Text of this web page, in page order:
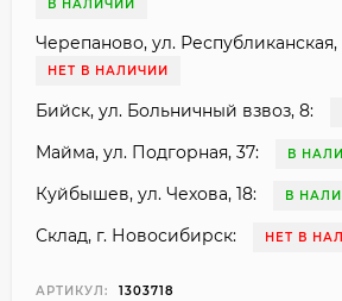
В НАЛИЧИИ
Черепаново, ул. Республиканская,
НЕТ В НАЛИЧИИ
Бийск, ул. Больничный взвоз, 8:
Майма, ул. Подгорная, 37: В
Куйбышев, ул. Чехова, 18: В
Склад, г. Новосибирск: НЕТ В
АРТИКУЛ: 1303718